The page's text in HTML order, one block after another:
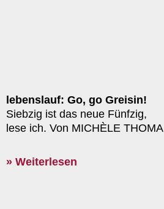
lebenslauf: Go, go Greisin!
Siebzig ist das neue Fünfzig,
lese ich. Von MICHÈLE THOMA
» Weiterlesen